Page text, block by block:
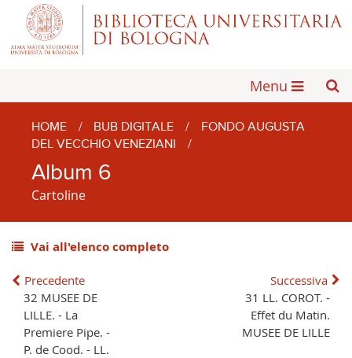
Menu
HOME / BUB DIGITALE /
FONDO AUGUSTA
DEL VECCHIO VENEZIANI
/
Album 6
Cartoline
Vai all'elenco completo
Precedente
32 MUSEE DE
LILLE. - La
Premiere Pipe. -
P. de Cood. - LL.
Successiva
31 LL. COROT. -
Effet du Matin.
MUSEE DE LILLE